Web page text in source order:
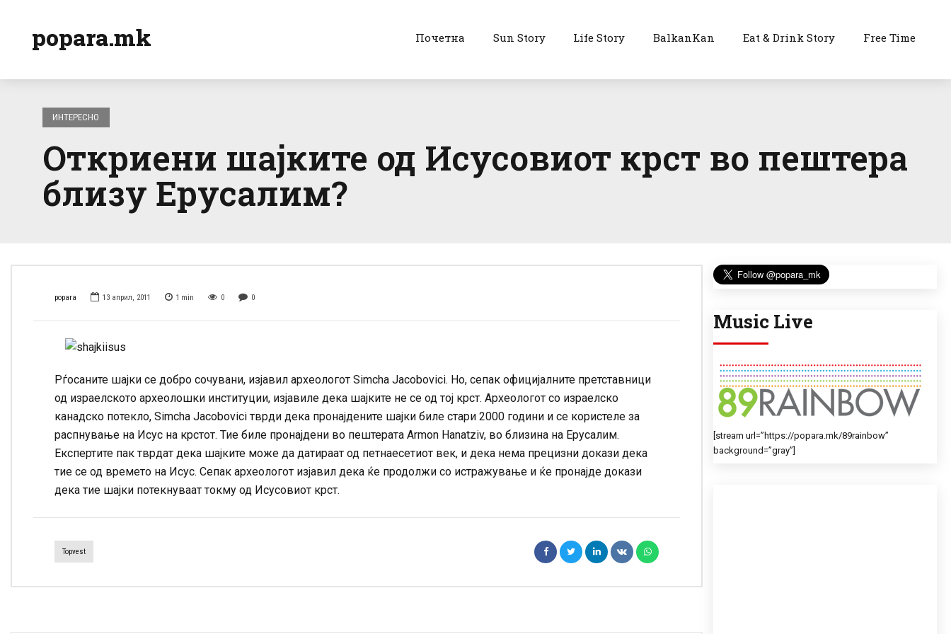
popara.mk Почетна Sun Story Life Story BalkanKan Eat & Drink Story Free Time
ИНТЕРЕСНО
Откриени шајките од Исусовиот крст во пештера
близу Ерусалим?
popara 13 април, 2011 1 min 0 0
Рѓосаните шајки се добро сочувани, изјавил археологот Simcha Jacobovici. Но, сепак официјалните претставници
од израелското археолошки институции, изјавиле дека шајките не се од тој крст. Археологот со израелско
канадско потекло, Simcha Jacobovici тврди дека пронајдените шајки биле стари 2000 години и се користеле за
распнување на Исус на крстот. Тие биле пронајдени во пештерата Аrmon Hanatziv, во близина на Ерусалим.
Експертите пак тврдат дека шајките може да датираат од петнаесетиот век, и дека нема прецизни докази дека
тие се од времето на Исус. Сепак археологот изјавил дека ќе продолжи со истражување и ќе пронајде докази
дека тие шајки потекнуваат токму од Исусовиот крст.
Topvest
Music Live
[stream url=”https://popara.mk/89rainbow”
background=”gray”]